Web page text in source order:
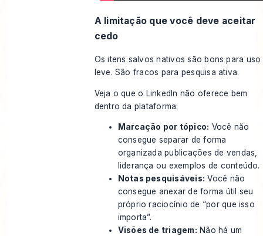
A limitação que você deve aceitar
cedo
Os itens salvos nativos são bons para uso
leve. São fracos para pesquisa ativa.
Veja o que o LinkedIn não oferece bem
dentro da plataforma:
Marcação por tópico: Você não
consegue separar de forma
organizada publicações de vendas,
liderança ou exemplos de conteúdo.
Notas pesquisáveis: Você não
consegue anexar de forma útil seu
próprio raciocínio de “por que isso
importa”.
Visões de triagem: Não há um